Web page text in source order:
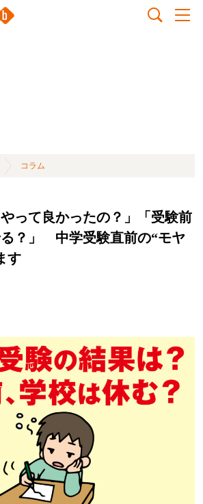
コラム
やって良かったの？」「受験前
？」 中学受験直前の“モヤ
す